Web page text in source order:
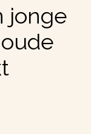
jonge